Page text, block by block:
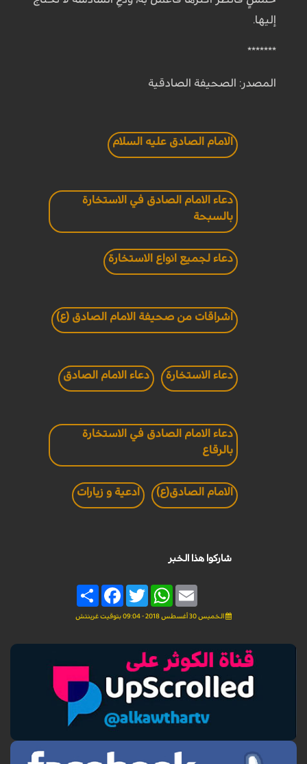
إليها.
*******
المصدر: الصحيفة الصادقية
الامام الصادق عليه السلام
دعاء الامام الصادق في الاستخارة
بالسبحة
دعاء لجميع انواع الاستخارة
اشراقات من صحيفة الامام الصادق (ع)
دعاء الاستخارة دعاء الامام الصادق
دعاء الامام الصادق في الاستخارة
بالرقاع
الامام الصادق(ع) ادعية و زيارات
شاركوا هذا الخبر
Share
FacebookTwitter
WhatsAppEmail
الخميس 30 أغسطس 2018 - 09:04 بتوقيت غرينتش